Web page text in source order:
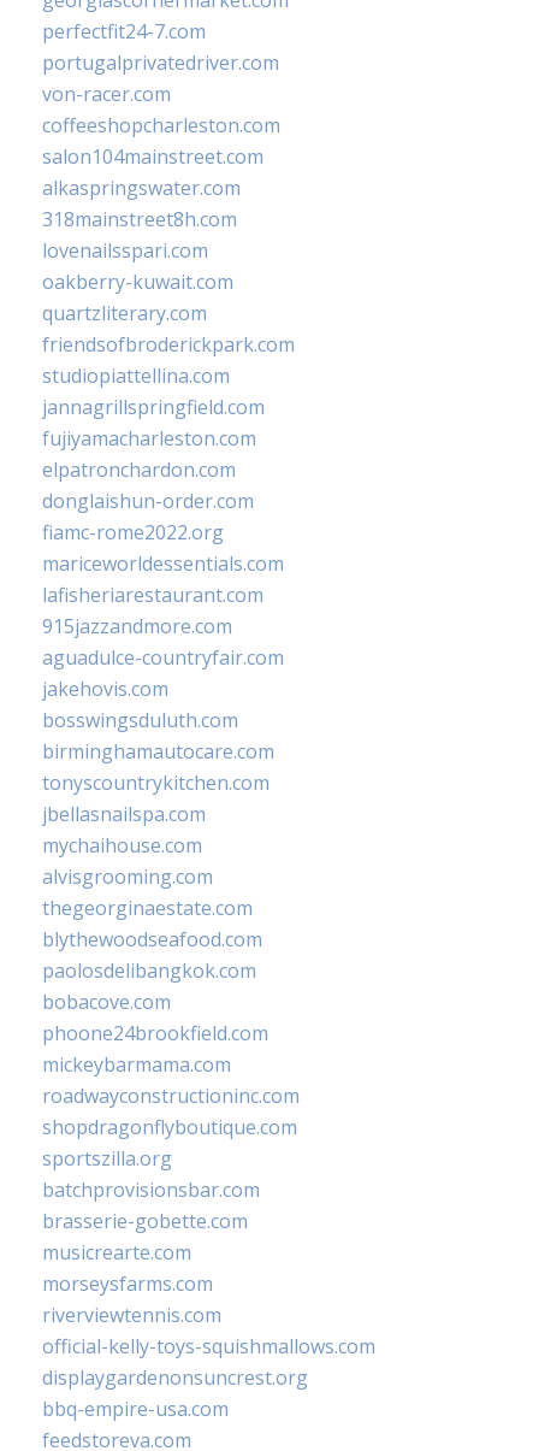
perfectfit24-7.com
portugalprivatedriver.com
von-racer.com
coffeeshopcharleston.com
salon104mainstreet.com
alkaspringswater.com
318mainstreet8h.com
lovenailsspari.com
oakberry-kuwait.com
quartzliterary.com
friendsofbroderickpark.com
studiopiattellina.com
jannagrillspringfield.com
fujiyamacharleston.com
elpatronchardon.com
donglaishun-order.com
fiamc-rome2022.org
mariceworldessentials.com
lafisheriarestaurant.com
915jazzandmore.com
aguadulce-countryfair.com
jakehovis.com
bosswingsduluth.com
birminghamautocare.com
tonyscountrykitchen.com
jbellasnailspa.com
mychaihouse.com
alvisgrooming.com
thegeorginaestate.com
blythewoodseafood.com
paolosdelibangkok.com
bobacove.com
phoone24brookfield.com
mickeybarmama.com
roadwayconstructioninc.com
shopdragonflyboutique.com
sportszilla.org
batchprovisionsbar.com
brasserie-gobette.com
musicrearte.com
morseysfarms.com
riverviewtennis.com
official-kelly-toys-squishmallows.com
displaygardenonsuncrest.org
bbq-empire-usa.com
feedstoreva.com